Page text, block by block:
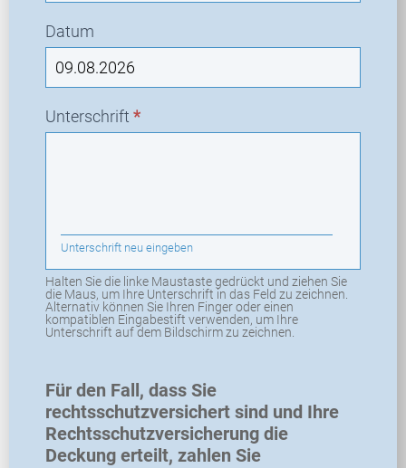
Datum
Unterschrift *
Unterschrift neu eingeben
Halten Sie die linke Maustaste gedrückt und ziehen Sie
die Maus, um Ihre Unterschrift in das Feld zu zeichnen.
Alternativ können Sie Ihren Finger oder einen
kompatiblen Eingabestift verwenden, um Ihre
Unterschrift auf dem Bildschirm zu zeichnen.
Für den Fall, dass Sie
rechtsschutzversichert sind und Ihre
Rechtsschutzversicherung die
Deckung erteilt, zahlen Sie